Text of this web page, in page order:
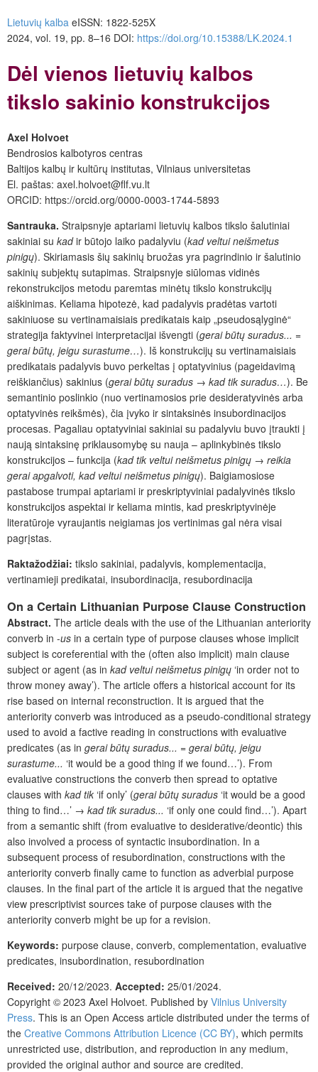
Lietuvių kalba eISSN: 1822-525X
2024, vol. 19, pp. 8–16 DOI: https://doi.org/10.15388/LK.2024.1
Dėl vienos lietuvių kalbos
tikslo sakinio konstrukcijos
Axel Holvoet
Bendrosios kalbotyros centras
Baltijos kalbų ir kultūrų institutas, Vilniaus universitetas
El. paštas: axel.holvoet@flf.vu.lt
ORCID: https://orcid.org/0000-0003-1744-5893
Santrauka. Straipsnyje aptariami lietuvių kalbos tikslo šalutiniai
sakiniai su kadir būtojo laiko padalyviu (kad veltui neišmetus
pinigų). Skiriamasis šių sakinių bruožas yra pagrindinio ir šalutinio
sakinių subjektų sutapimas. Straipsnyje siūlomas vidinės
rekonstrukcijos metodu paremtas minėtų tikslo konstrukcijų
aiškinimas. Keliama hipotezė, kad padalyvis pradėtas vartoti
sakiniuose su vertinamaisiais predikatais kaip „pseudosąlyginė“
strategija faktyvinei interpretacijai išvengti (gerai būtų suradus... =
gerai būtų, jeigu surastume…). Iš konstrukcijų su vertinamaisiais
predikatais padalyvis buvo perkeltas į optatyvinius (pageidavimą
reiškiančius) sakinius (gerai būtų suradus → kad tik suradus…). Be
semantinio poslinkio (nuo vertinamosios prie desideratyvinės arba
optatyvinės reikšmės), čia įvyko ir sintaksinės insubordinacijos
procesas. Pagaliau optatyviniai sakiniai su padalyviu buvo įtraukti į
naują sintaksinę priklausomybę su nauja – aplinkybinės tikslo
konstrukcijos – funkcija (kad tik veltui neišmetus pinigų → reikia
gerai apgalvoti, kad veltui neišmetus pinigų). Baigiamosiose
pastabose trumpai aptariami ir preskriptyviniai padalyvinės tikslo
konstrukcijos aspektai ir keliama mintis, kad preskriptyvinėje
literatūroje vyraujantis neigiamas jos vertinimas gal nėra visai
pagrįstas.
Raktažodžiai: tikslo sakiniai, padalyvis, komplementacija,
vertinamieji predikatai, insubordinacija, resubordinacija
On a Certain Lithuanian Purpose Clause Construction
Abstract. The article deals with the use of the Lithuanian anteriority
converb in -us in a certain type of purpose clauses whose implicit
subject is coreferential with the (often also implicit) main clause
subject or agent (as in kad veltui neišmetus pinigų ‘in order not to
throw money away’). The article offers a historical account for its
rise based on internal reconstruction. It is argued that the
anteriority converb was introduced as a pseudo-conditional strategy
used to avoid a factive reading in constructions with evaluative
predicates (as in gerai būtų suradus... = gerai būtų, jeigu
surastume... ‘it would be a good thing if we found…’). From
evaluative constructions the converb then spread to optative
clauses with kad tik ‘if only’ (gerai būtų suradus ‘it would be a good
thing to find…’ → kad tik suradus... ‘if only one could find…’). Apart
from a semantic shift (from evaluative to desiderative/deontic) this
also involved a process of syntactic insubordination. In a
subsequent process of resubordination, constructions with the
anteriority converb finally came to function as adverbial purpose
clauses. In the final part of the article it is argued that the negative
view prescriptivist sources take of purpose clauses with the
anteriority converb might be up for a revision.
Keywords: purpose clause, converb, complementation, evaluative
predicates, insubordination, resubordination
Received: 20/12/2023. Accepted: 25/01/2024.
Copyright © 2023 Axel Holvoet. Published by Vilnius University
Press. This is an Open Access article distributed under the terms of
the Creative Commons Attribution Licence (CC BY), which permits
unrestricted use, distribution, and reproduction in any medium,
provided the original author and source are credited.